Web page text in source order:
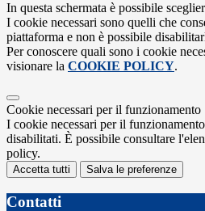
In questa schermata è possibile
I cookie necessari sono quelli che
piattaforma e non è possibile
Per conoscere quali sono i cookie
visionare la COOKIE POLICY.
Cookie necessari per il funzionamento
I cookie necessari per il
disabilitati. È possibile consultare
policy.
Accetta tutti Salva le preferenze
Contatti